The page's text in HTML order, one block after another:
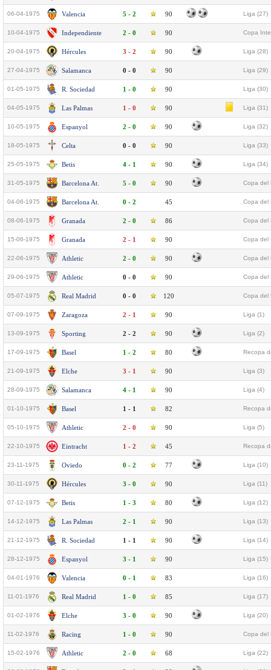
06-04-1975 Valencia 5 - 2 90 Liga (27)
10-04-1975 Independiente 2 - 0 90 Copa
20-04-1975 Hércules 3 - 2 90 Liga (28)
27-04-1975 Salamanca 0 - 0 90 Liga (29)
01-05-1975 R. Sociedad 1 - 0 90 Liga (30)
04-05-1975 Las Palmas 1 - 0 90 Liga (31)
10-05-1975 Espanyol 2 - 0 90 Liga (32)
18-05-1975 Celta 0 - 0 90 Liga (33)
25-05-1975 Betis 4 - 1 90 Liga (34)
31-05-1975 Barcelona At. 5 - 0 90 Copa del
04-06-1975 Barcelona At. 0 - 2 45 Copa del
08-06-1975 Granada 2 - 0 86 Copa del
15-06-1975 Granada 2 - 1 90 Copa del
22-06-1975 Athletic 2 - 0 90 Copa del
29-06-1975 Athletic 0 - 0 90 Copa del
05-07-1975 Real Madrid 0 - 0 120 Copa del
07-09-1975 Zaragoza 2 - 1 90 Liga (1)
13-09-1975 Sporting 2 - 2 90 Liga (2)
17-09-1975 Basel 1 - 2 80 Recopa
21-09-1975 Elche 3 - 1 90 Liga (3)
28-09-1975 Salamanca 4 - 1 90 Liga (4)
01-10-1975 Basel 1 - 1 82 Recopa
05-10-1975 Athletic 2 - 0 90 Liga (5)
22-10-1975 Eintracht 1 - 2 45 Recopa
23-11-1975 Oviedo 0 - 2 77 Liga (10)
30-11-1975 Hércules 3 - 0 90 Liga (11)
07-12-1975 Betis 1 - 3 80 Liga (12)
14-12-1975 Las Palmas 2 - 1 90 Liga (13)
21-12-1975 R. Sociedad 1 - 1 90 Liga (14)
28-12-1975 Espanyol 3 - 1 90 Liga (15)
04-01-1976 Valencia 0 - 1 83 Liga (16)
11-01-1976 Real Madrid 1 - 0 85 Liga (17)
01-02-1976 Elche 3 - 0 90 Liga (20)
11-02-1976 Racing 1 - 0 90 Copa del
15-02-1976 Athletic 2 - 0 68 Liga (22)